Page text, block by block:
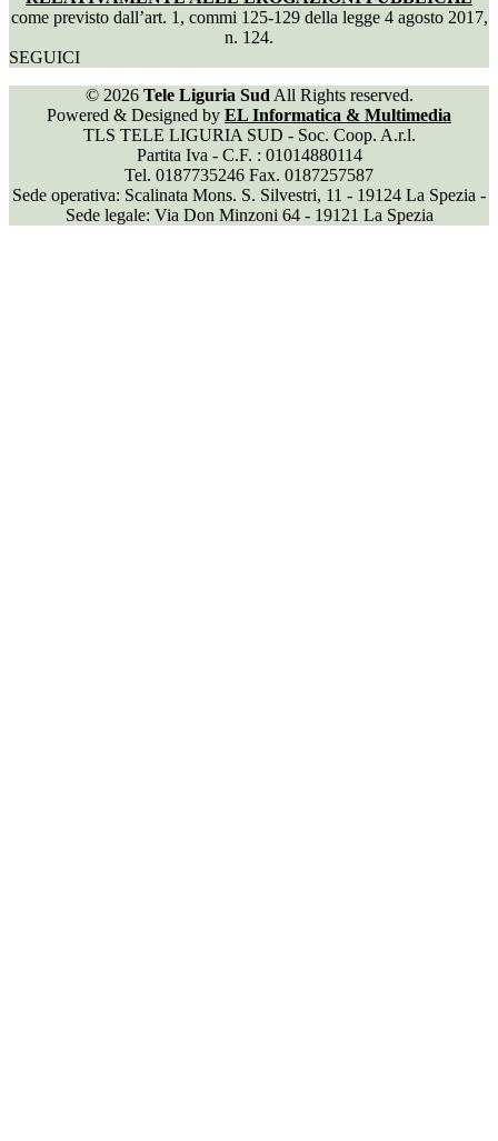
come previsto dall’art. 1, commi 125-129 della legge 4 agosto 2017,
n. 124.
SEGUICI
© 2026 Tele Liguria Sud All Rights reserved.
Powered & Designed by EL Informatica & Multimedia
TLS TELE LIGURIA SUD - Soc. Coop. A.r.l.
Partita Iva - C.F. : 01014880114
Tel. 0187735246 Fax. 0187257587
Sede operativa: Scalinata Mons. S. Silvestri, 11 - 19124 La Spezia -
Sede legale: Via Don Minzoni 64 - 19121 La Spezia